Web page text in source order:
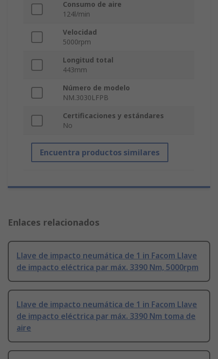
Consumo de aire
124l/min
Velocidad
5000rpm
Longitud total
443mm
Número de modelo
NM.3030LFPB
Certificaciones y estándares
No
Encuentra productos similares
Enlaces relacionados
Llave de impacto neumática de 1 in Facom Llave
de impacto eléctrica par máx. 3390 Nm, 5000rpm
Llave de impacto neumática de 1 in Facom Llave
de impacto eléctrica par máx. 3390 Nm toma de
aire